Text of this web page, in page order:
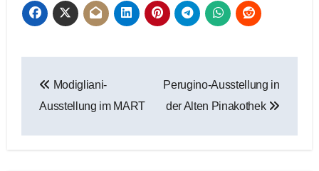
Modigliani-
Ausstellung im MART
Perugino-Ausstellung in
der Alten Pinakothek